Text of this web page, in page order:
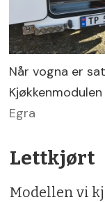
Når vogna er
Egra
Lettkjørt
Modellen vi